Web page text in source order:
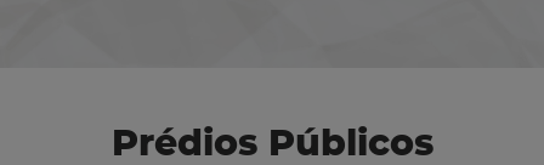
Prédios Públicos